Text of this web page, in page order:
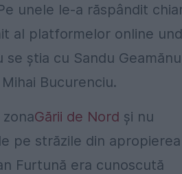
unele le-a răspândit
al platformelor online
știa cu Sandu
Bucurenciu.
zonaGării de Nord și nu
pe străzile din apropierea
Furtună era cunoscută